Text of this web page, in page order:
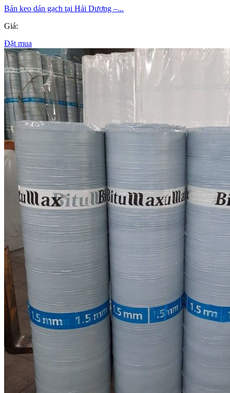
Bán keo dán gạch tại Hải Dương –...
Giá:
Đặt mua